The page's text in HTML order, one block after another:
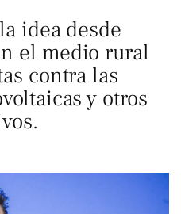
idea desde
el medio rural
contra las
y otros